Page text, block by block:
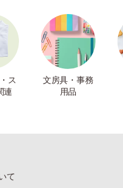
ス
連
文房具・事務
用品
て